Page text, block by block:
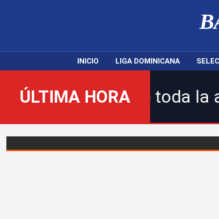
INICIO LIGA DOMINICANA
ÚLTIMA HORA
| Sigue toda la acción